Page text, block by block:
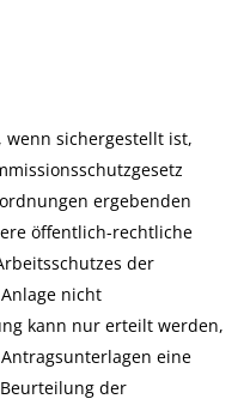
wenn sichergestellt ist,
ergebenden
öffentlich-rechtliche
der
nicht
kann nur erteilt werden,
eine
der